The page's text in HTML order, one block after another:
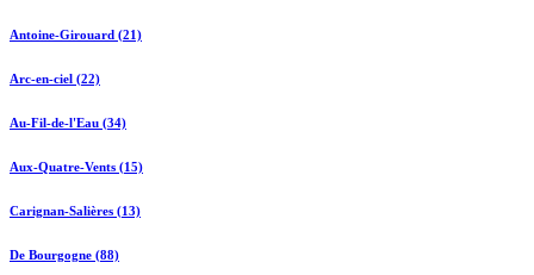
Antoine-Girouard (21)
Arc-en-ciel (22)
Au-Fil-de-l'Eau (34)
Aux-Quatre-Vents (15)
Carignan-Salières (13)
De Bourgogne (88)